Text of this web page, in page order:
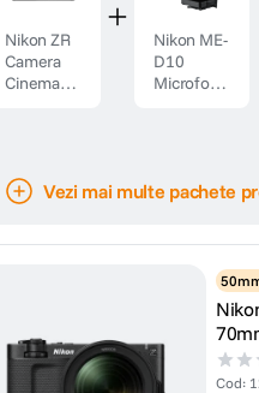
Nikon ZR
Camera
Cinema
Nikon ME-
D10
Microfon
Vezi mai multe pachete
Cod: